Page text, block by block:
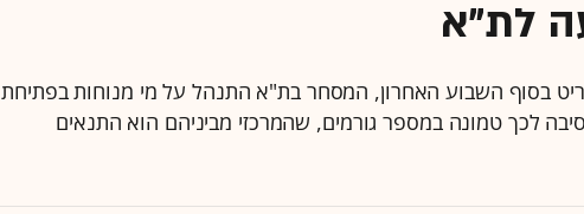
לת"א
בסוף השבוע האחרון, המסחר בת"א התנהל על מי מנוחות בפתיחת
לכך טמונה במספר גורמים, שהמרכזי מביניהם הוא התנאים